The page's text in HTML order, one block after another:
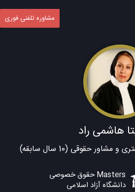
مشاوره تلفنی فوری
هاشمی راد
حقوقی (10 سال سابقه)
Masters حقوق خصوصی
دانشگاه آزاد اسلامی